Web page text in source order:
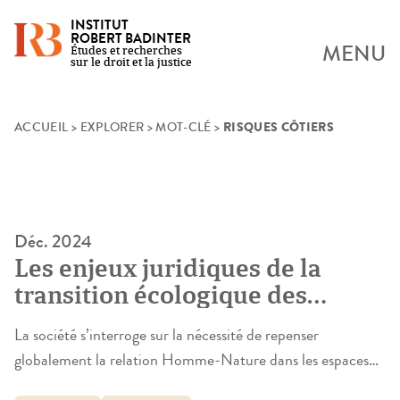
Skip
INSTITUT
ROBERT BADINTER
Études et recherches
sur le droit et la justice
MENU
ACCUEIL > EXPLORER >MOT-CLÉ > RISQUES CÔTIERS
Déc. 2024
Les enjeux juridiques de la
transition écologique des
territoires menacés par la
montée des eaux
La société s’interroge sur la nécessité de repenser
globalement la relation Homme-Nature dans les espaces